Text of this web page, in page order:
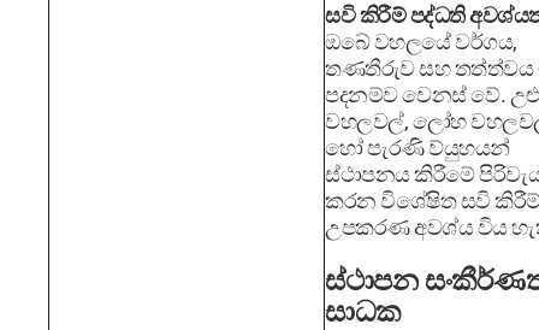
සවි කිරීම් පද්ධති
ඔබේ වහලයේ වර්ගය,
තණතීරුව සහ තත්ත්වය
පදනම්ව වෙනස් වේ. උළු
වහලවල්, ලෝහ
හෝ පැරණි ව්යුහයන්
ස්ථාපනය කිරීමේ
කරන විශේෂිත සවි
උපකරණ අවශ්ය විය
ස්ථාපන
සාධක